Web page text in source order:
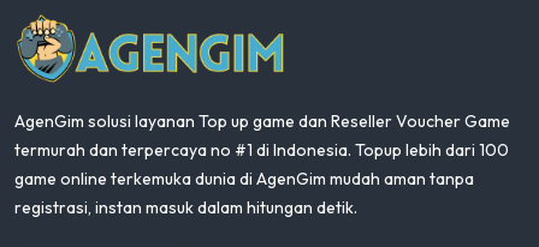
AgenGim
AgenGim solusi layanan Top up game dan Reseller Voucher Game
termurah dan terpercaya no #1 di Indonesia. Topup lebih dari 100
game online terkemuka dunia di AgenGim mudah aman tanpa
registrasi, instan masuk dalam hitungan detik.